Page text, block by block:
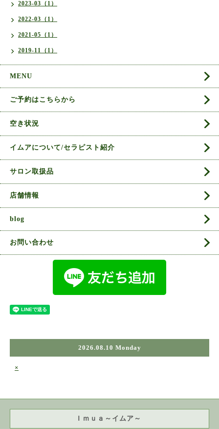
2023-03（1）
2022-03（1）
2021-05（1）
2019-11（1）
MENU
ご予約はこちらから
空き状況
イムアについて/セラピスト紹介
サロン取扱品
店舗情報
blog
お問い合わせ
2026.08.10 Monday
×
Ｉｍｕａ～イムア～